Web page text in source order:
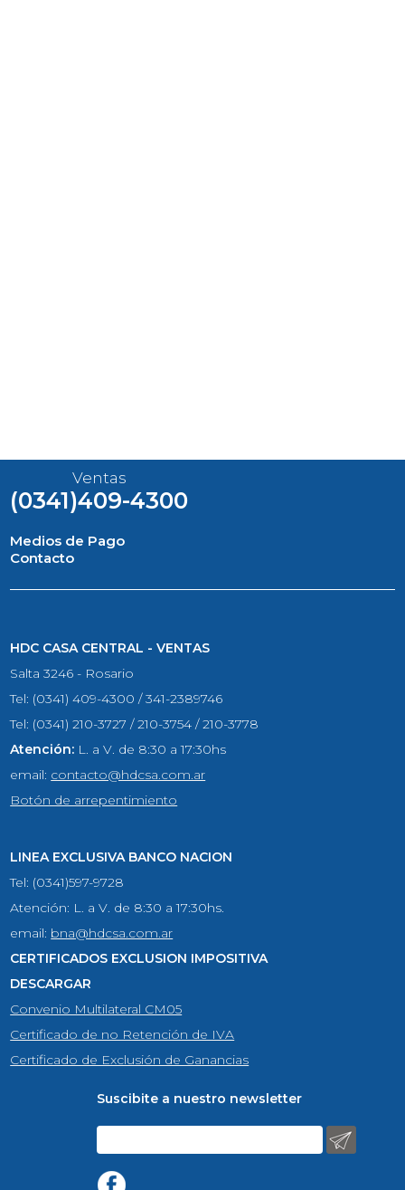
Ventas
(0341)409-4300
Medios de Pago
Contacto
HDC CASA CENTRAL - VENTAS
Salta 3246 - Rosario
Tel: (0341) 409-4300 / 341-2389746
Tel: (0341) 210-3727 / 210-3754 / 210-3778
Atención: L. a V. de 8:30 a 17:30hs
email: contacto@hdcsa.com.ar
Botón de arrepentimiento
LINEA EXCLUSIVA BANCO NACION
Tel: (0341)597-9728
Atención: L. a V. de 8:30 a 17:30hs.
email: bna@hdcsa.com.ar
CERTIFICADOS EXCLUSION IMPOSITIVA
DESCARGAR
Convenio Multilateral CM05
Certificado de no Retención de IVA
Certificado de Exclusión de Ganancias
Suscibite a nuestro newsletter